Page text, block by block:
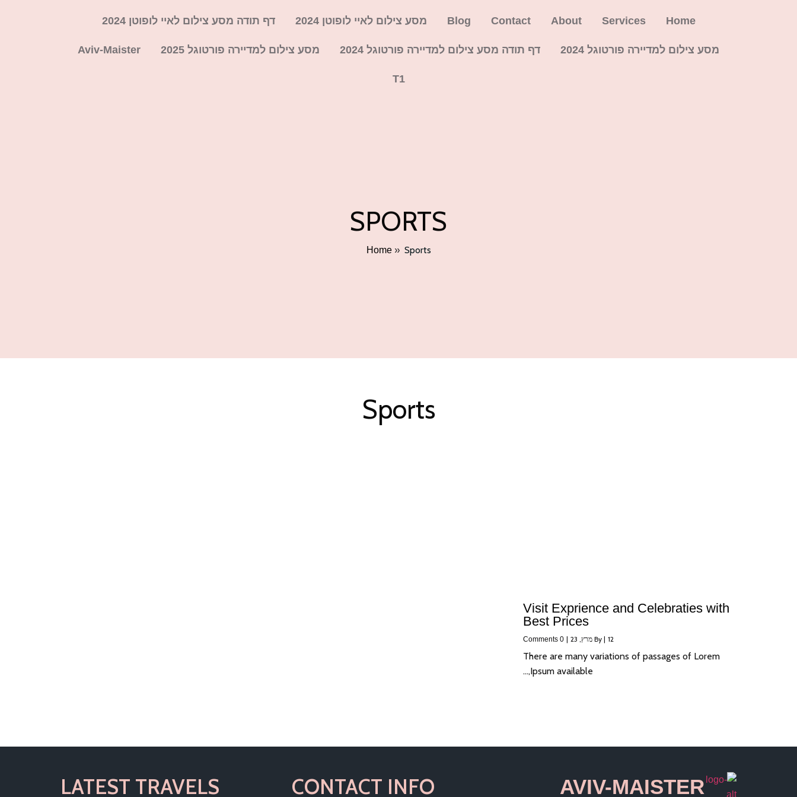
Home
Services
About
Contact
Blog מסע צילום לאיי לופוטן 2024 דף תודה מסע צילום לאיי לופוטן 2024
מסע צילום למדיירה פורטוגל 2024 דף תודה מסע צילום למדיירה פורטוגל 2024 מסע צילום למדיירה פורטוגל 2025 Aviv-Maister
T1
SPORTS
Home» Sports
Sports
Visit Exprience and Celebraties with
Best Prices
By | 12 מרץ, 23 |
0 Comments
There are many variations of passages of Lorem
Ipsum available,…
AVIV-MAISTER
CONTACT INFO
LATEST TRAVELS